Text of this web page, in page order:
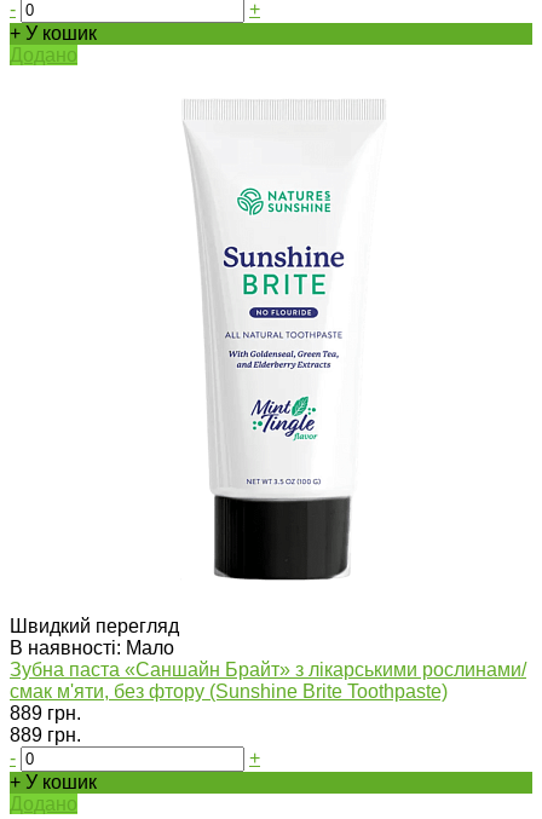
-
+
+ У кошик
Додано
Швидкий перегляд
В наявності: Мало
Зубна паста «Саншайн Брайт» з лікарськими рослинами/
смак м'яти, без фтору (Sunshine Brite Toothpaste)
889 грн.
889 грн.
-
+
+ У кошик
Додано